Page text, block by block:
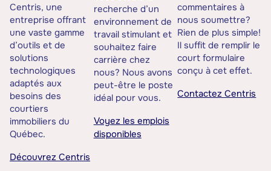
Centris, une
entreprise offrant
une vaste gamme
d’outils et de
solutions
technologiques
adaptés aux
besoins des
courtiers
immobiliers du
Québec.
Découvrez Centris
recherche d’un
environnement de
travail stimulant et
souhaitez faire
carrière chez
nous? Nous avons
peut-être le poste
idéal pour vous.
Voyez les emplois
disponibles
commentaires à
nous soumettre?
Rien de plus simple!
Il suffit de remplir le
court formulaire
conçu à cet effet.
Contactez Centris